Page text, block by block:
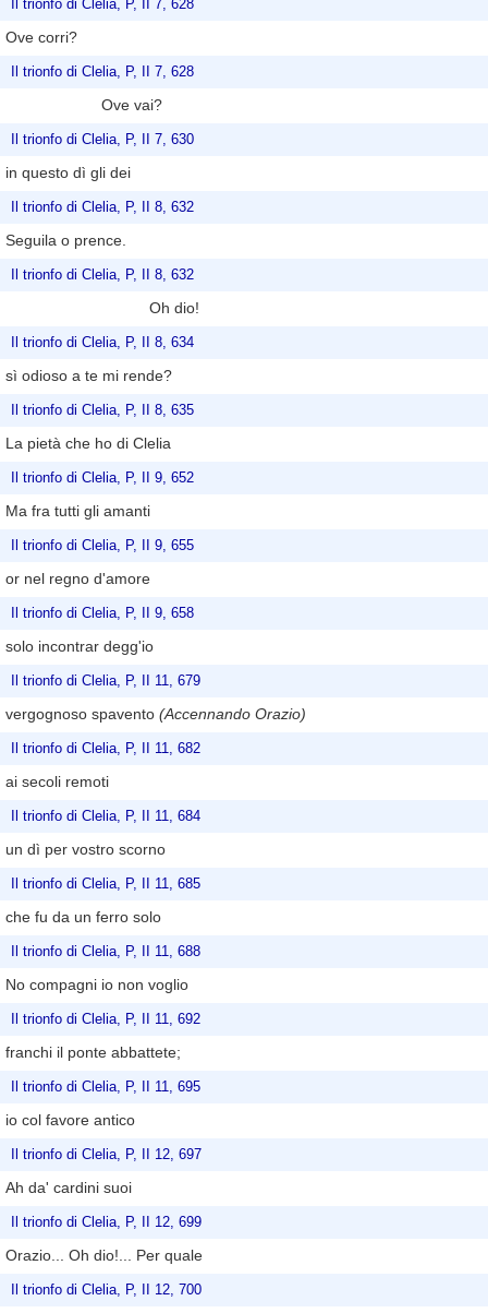
Il trionfo di Clelia, P, II 7, 628
Ove corri?
Il trionfo di Clelia, P, II 7, 628
Ove vai?
Il trionfo di Clelia, P, II 7, 630
in questo dì gli dei
Il trionfo di Clelia, P, II 8, 632
Seguila o prence.
Il trionfo di Clelia, P, II 8, 632
Oh dio!
Il trionfo di Clelia, P, II 8, 634
sì odioso a te mi rende?
Il trionfo di Clelia, P, II 8, 635
La pietà che ho di Clelia
Il trionfo di Clelia, P, II 9, 652
Ma fra tutti gli amanti
Il trionfo di Clelia, P, II 9, 655
or nel regno d'amore
Il trionfo di Clelia, P, II 9, 658
solo incontrar degg'io
Il trionfo di Clelia, P, II 11, 679
vergognoso spavento (Accennando Orazio)
Il trionfo di Clelia, P, II 11, 682
ai secoli remoti
Il trionfo di Clelia, P, II 11, 684
un dì per vostro scorno
Il trionfo di Clelia, P, II 11, 685
che fu da un ferro solo
Il trionfo di Clelia, P, II 11, 688
No compagni io non voglio
Il trionfo di Clelia, P, II 11, 692
franchi il ponte abbattete;
Il trionfo di Clelia, P, II 11, 695
io col favore antico
Il trionfo di Clelia, P, II 12, 697
Ah da' cardini suoi
Il trionfo di Clelia, P, II 12, 699
Orazio... Oh dio!... Per quale
Il trionfo di Clelia, P, II 12, 700